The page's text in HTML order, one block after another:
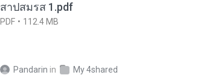
สาปสมรส 1.pdf
PDF 112.4 MB
Pandarin in My 4shared